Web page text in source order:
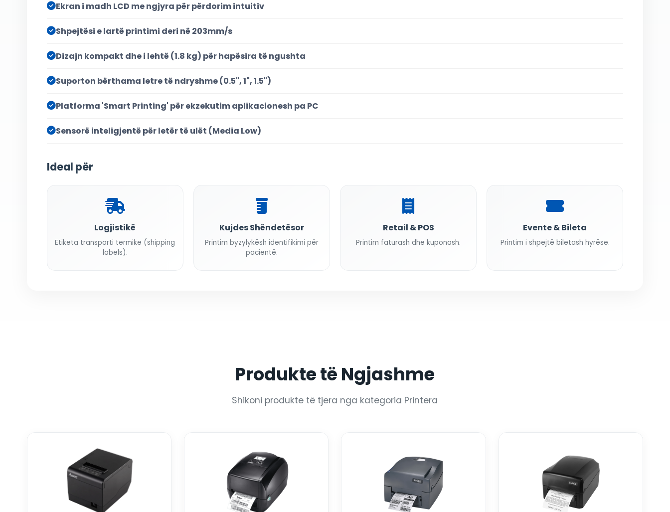
Ekran i madh LCD me ngjyra për përdorim intuitiv
Shpejtësi e lartë printimi deri në 203mm/s
Dizajn kompakt dhe i lehtë (1.8 kg) për hapësira të ngushta
Suporton bërthama letre të ndryshme (0.5", 1", 1.5")
Platforma 'Smart Printing' për ekzekutim aplikacionesh pa PC
Sensorë inteligjentë për letër të ulët (Media Low)
Ideal për
Logjistikë
Etiketa transporti termike (shipping
labels).
Kujdes Shëndetësor
Printim byzylykësh identifikimi për
pacientë.
Retail & POS
Printim faturash dhe kuponash.
Evente & Bileta
Printim i shpejtë biletash hyrëse.
Produkte të Ngjashme
Shikoni produkte të tjera nga kategoria Printera